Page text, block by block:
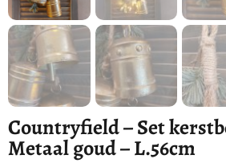
Countryfield – Set
Metaal goud – L.56cm